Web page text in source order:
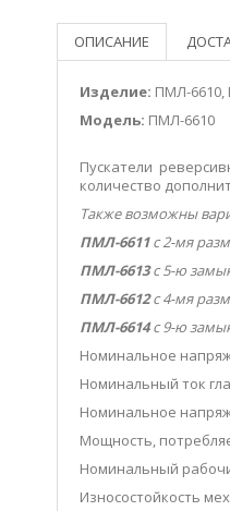
ОПИСАНИЕ
Изделие: ПМЛ-6610,
Модель: ПМЛ-6610
Пускатели
количество
Также возможны
ПМЛ-6611с 2-мя
ПМЛ-6613с 5-ю
ПМЛ-6612с 4-мя
ПМЛ-6614с 9-ю
Номинальное
Номинальный ток
Номинальное
Мощность,
Номинальный
Износостойкость